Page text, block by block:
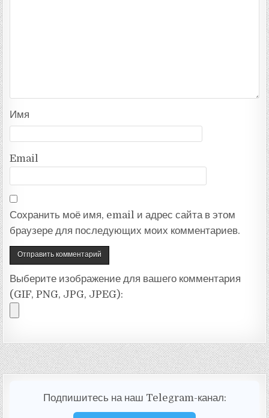
Имя
Email
Сохранить моё имя, email и адрес сайта в этом
браузере для последующих моих комментариев.
Выберите изображение для вашего комментария
(GIF, PNG, JPG, JPEG):
Подпишитесь на наш Telegram-канал: